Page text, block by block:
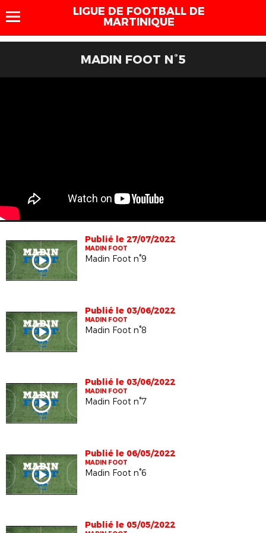
LIGUE DE FOOTBALL DE
MARTINIQUE
MADIN FOOT N°5
Publié le 27/07/2022
MADIN FOOT
Madin Foot n°9
Publié le 03/06/2022
MADIN FOOT
Madin Foot n°8
Publié le 03/06/2022
MADIN FOOT
Madin Foot n°7
Publié le 06/05/2022
MADIN FOOT
Madin Foot n°6
Publié le 05/05/2022